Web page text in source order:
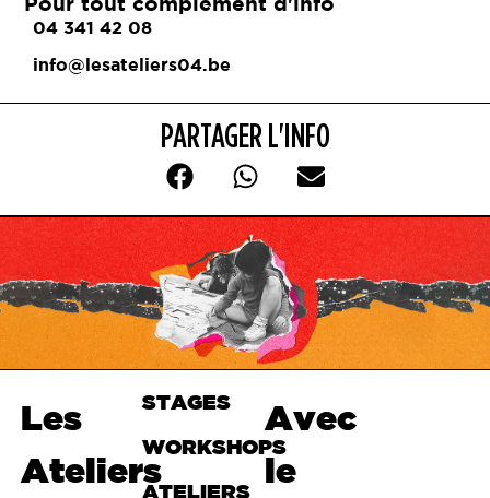
04 341 42 08
info@lesateliers04.be
PARTAGER L'INFO
Les
Ateliers
STAGES
WORKSHOPS
ATELIERS
Avec
le